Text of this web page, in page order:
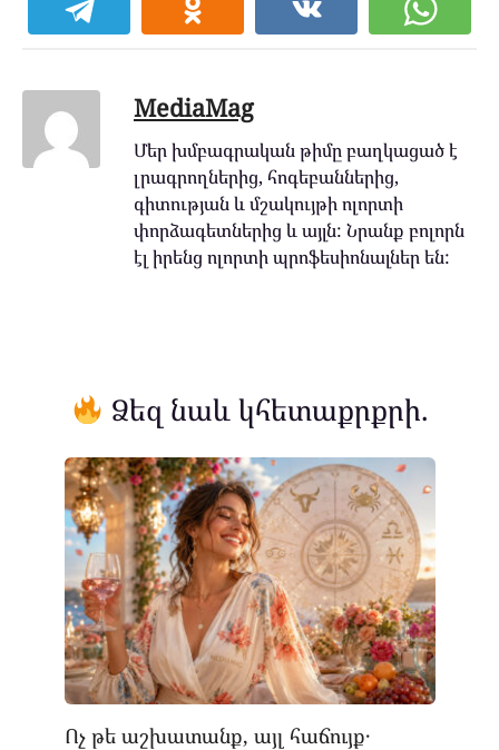
MediaMag
Մեր խմբագրական թիմը բաղկացած է
լրագրողներից, հոգեբաններից,
գիտության և մշակույթի ոլորտի
փորձագետներից և այլն: Նրանք բոլորն
էլ իրենց ոլորտի պրոֆեսիոնալներ են:
Ձեզ նաև կհետաքրքրի.
Ոչ թե աշխատանք, այլ հաճույք․